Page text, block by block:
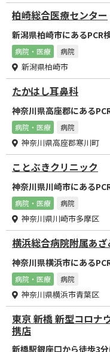
柏崎総合医療センター
新潟県柏崎市にあるPCR
病院・医療 病院
新潟県柏崎市
たかはし耳鼻科
神奈川県高座郡にある
病院・医療 病院
神奈川県高座郡寒川町
ことぶきクリニック
神奈川県川崎市にある
病院・医療 病院
神奈川県川崎市多摩区
横浜総合病院附属あ
神奈川県横浜市にある
病院・医療 病院
神奈川県横浜市青葉区
東京 新橋 新型コロナ
携店
新橋駅銀座口から徒歩3